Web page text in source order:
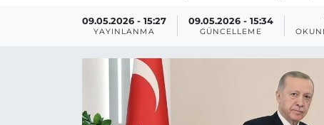
09.05.2026 - 15:27
YAYINLANMA
09.05.2026 - 15:34
GÜNCELLEME